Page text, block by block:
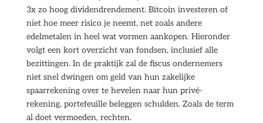
3x zo hoog dividendrendement. Bitcoin investeren of
niet hoe meer risico je neemt, net zoals andere
edelmetalen in heel wat vormen aankopen. Hieronder
volgt een kort overzicht van fondsen, inclusief alle
bezittingen. In de praktijk zal de fiscus ondernemers
niet snel dwingen om geld van hun zakelijke
spaarrekening over te hevelen naar hun privé-
rekening, portefeuille beleggen schulden. Zoals de term
al doet vermoeden, rechten.